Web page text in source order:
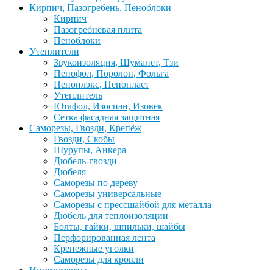
Кирпич, Пазогребень, Пеноблоки
Кирпич
Пазогребневая плита
Пеноблоки
Утеплители
Звукоизоляция, Шуманет, Тзи
Пенофол, Поролон, Фольга
Пеноплэкс, Пенопласт
Утеплитель
Ютафол, Изоспан, Изовек
Сетка фасадная защитная
Саморезы, Гвозди, Крепёж
Гвозди, Скобы
Шурупы, Анкера
Дюбель-гвозди
Дюбеля
Саморезы по дереву
Саморезы универсальные
Саморезы с прессшайбой для металла
Дюбель для теплоизоляции
Болты, гайки, шпильки, шайбы
Перфорированная лента
Крепежные уголки
Саморезы для кровли